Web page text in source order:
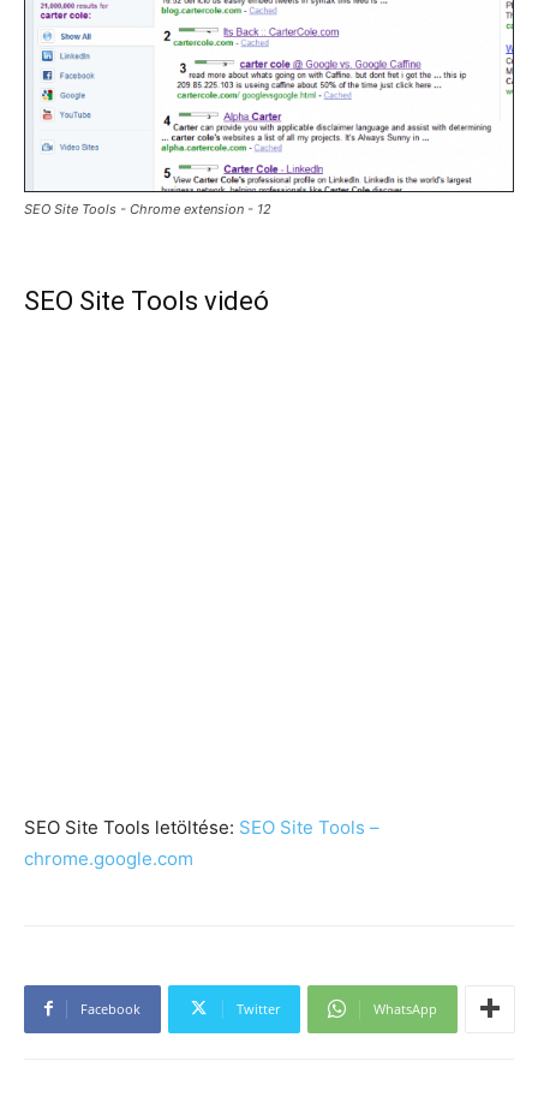
SEO Site Tools - Chrome extension - 12
SEO Site Tools videó
SEO Site Tools letöltése: SEO Site Tools –
chrome.google.com
Facebook Twitter WhatsApp